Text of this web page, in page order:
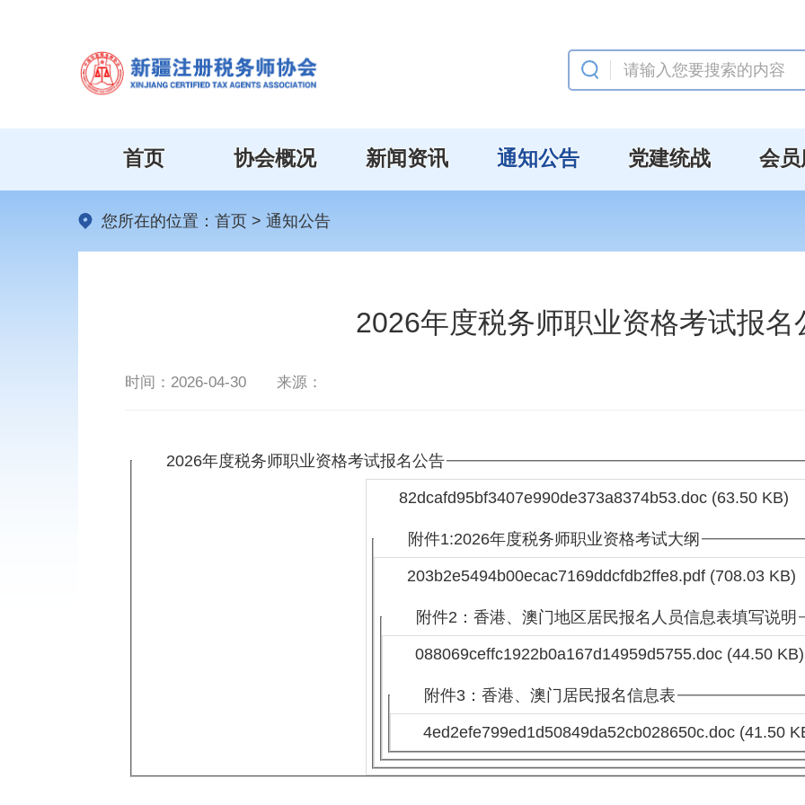
首页 协会概况 新闻资讯 通知公告 党建统战 会
您所在的位置： 首页 > 通知公告
2026年度税务师职业资格考试报名
时间： 2026-04-30 来源：
2026年度税务师职业资格考试报名公告
82dcafd95bf3407e990de373a8374b53.doc (63.50 KB)
附件1:2026年度税务师职业资格考试大纲
203b2e5494b00ecac7169ddcfdb2ffe8.pdf (708.03 KB)
附件2：香港、澳门地区居民报名人员信息表填写说明
088069ceffc1922b0a167d14959d5755.doc (44.50 KB)
附件3：香港、澳门居民报名信息表
4ed2efe799ed1d50849da52cb028650c.doc (41.50